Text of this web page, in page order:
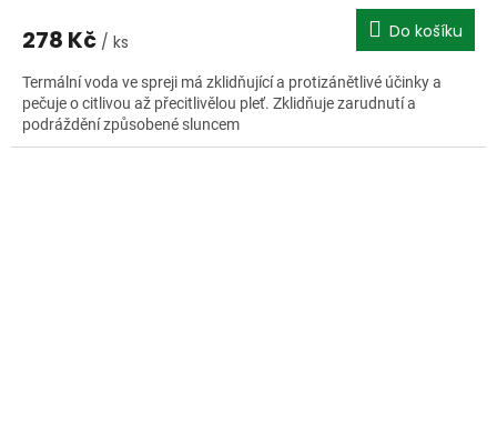
278 Kč / ks Do košíku
Termální voda ve spreji má zklidňující a protizánětlivé účinky a
pečuje o citlivou až přecitlivělou pleť. Zklidňuje zarudnutí a
podráždění způsobené sluncem